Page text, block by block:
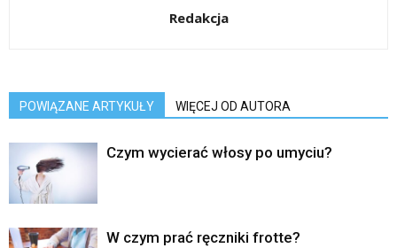
Redakcja
POWIĄZANE ARTYKUŁY WIĘCEJ OD AUTORA
Czym wycierać włosy po umyciu?
W czym prać ręczniki frotte?